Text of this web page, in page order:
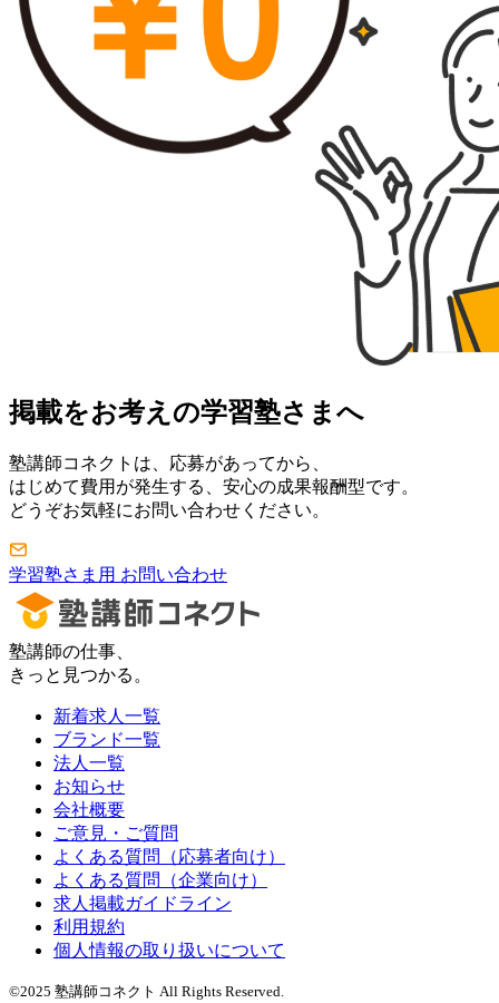
掲載をお考えの学習塾さまへ
塾講師コネクトは、応募があってから、
はじめて費用が発生する、安心の成果報酬型です。
どうぞお気軽にお問い合わせください。
学習塾さま用 お問い合わせ
塾講師の仕事、
きっと見つかる。
新着求人一覧
ブランド一覧
法人一覧
お知らせ
会社概要
ご意見・ご質問
よくある質問（応募者向け）
よくある質問（企業向け）
求人掲載ガイドライン
利用規約
個人情報の取り扱いについて
©2025 塾講師コネクト All Rights Reserved.